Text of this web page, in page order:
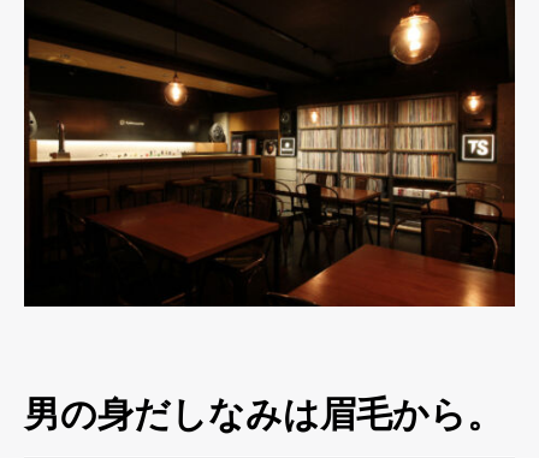
男の身だしなみは眉毛から。